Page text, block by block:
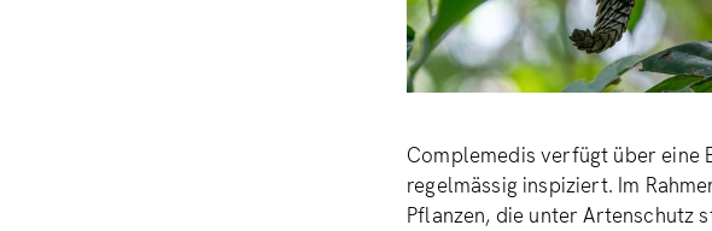
Complemedis verfügt über eine
regelmässig inspiziert. Im
Pflanzen, die unter Artenschutz